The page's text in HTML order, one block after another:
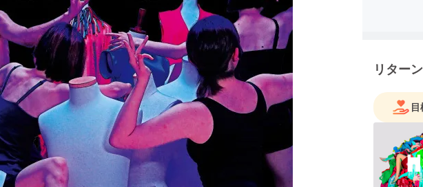
繰り返す
HOOD(性
"自分ら
く。
リター